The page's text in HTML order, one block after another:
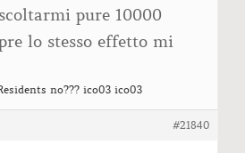
pure 10000
lo stesso effetto mi
no??? ico03 ico03
#21840